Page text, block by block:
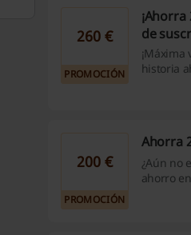
260 €
PROMOCIÓN
de
historia
200 €
PROMOCIÓN
Ahorra
¿Aún no
ahorro
batería